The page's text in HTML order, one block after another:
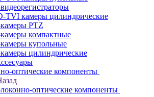
TVI камеры цилиндрические
PTZ
компактные
купольные
цилиндрические
оптические компоненты
оптические компоненты